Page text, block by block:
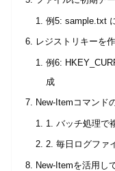
例5: sample.txt
レジストリキーを
例6:
成
New-Itemコマンド
1. バッチ処理で
2. 毎日ログファ
New-Itemを活用し